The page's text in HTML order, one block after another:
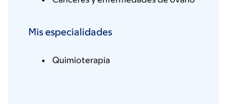
Mis especialidades
Quimioterapia